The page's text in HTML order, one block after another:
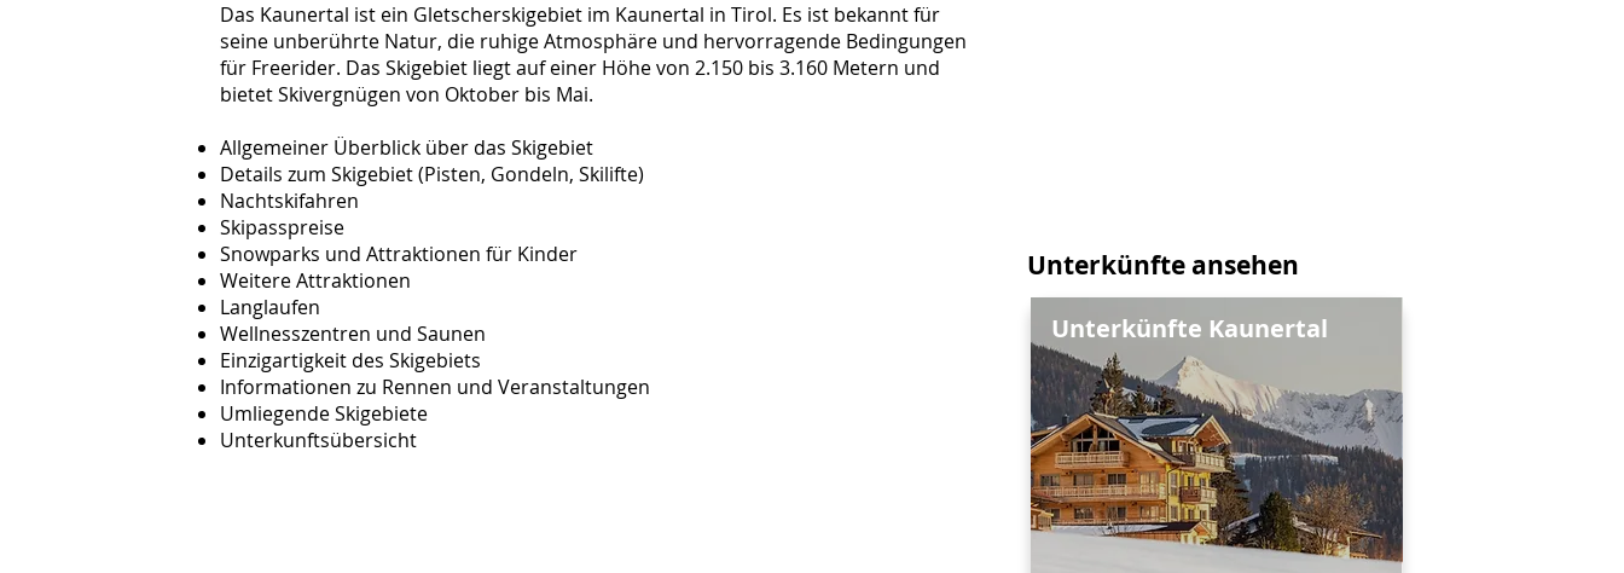
Unterkünfte ansehen
Das Kaunertal ist ein Gletscherskigebiet im Kaunertal in Tirol. Es ist bekannt für
seine unberührte Natur, die ruhige Atmosphäre und hervorragende Bedingungen
für Freerider. Das Skigebiet liegt auf einer Höhe von 2.150 bis 3.160 Metern und
bietet Skivergnügen von Oktober bis Mai.
Allgemeiner Überblick über das Skigebiet
Details zum Skigebiet (Pisten, Gondeln, Skilifte)
Nachtskifahren
Skipasspreise
Snowparks und Attraktionen für Kinder
Weitere Attraktionen
Langlaufen
Wellnesszentren und Saunen
Einzigartigkeit des Skigebiets
Informationen zu Rennen und Veranstaltungen
Umliegende Skigebiete
Unterkunftsübersicht
Unterkünfte Kaunertal